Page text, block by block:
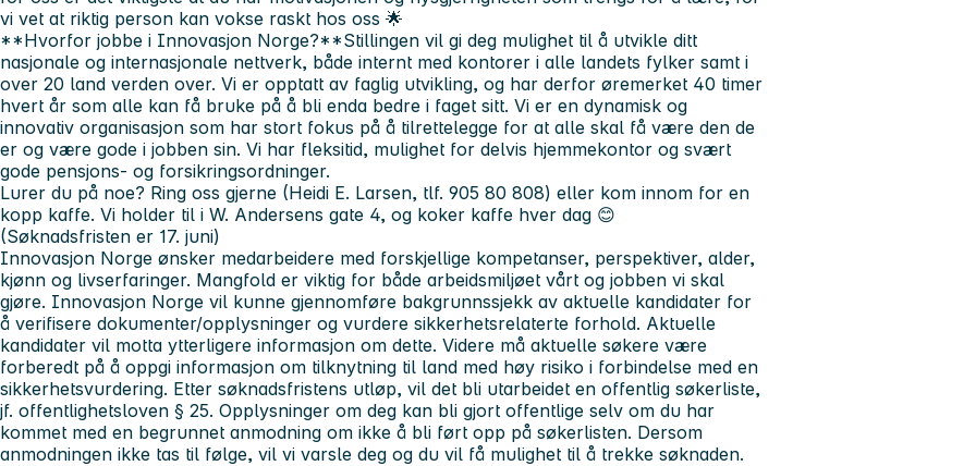
vi vet at riktig person kan vokse raskt hos oss 🌟
**Hvorfor jobbe i Innovasjon Norge?**Stillingen vil gi deg mulighet til å utvikle ditt
nasjonale og internasjonale nettverk, både internt med kontorer i alle landets fylker samt i
over 20 land verden over. Vi er opptatt av faglig utvikling, og har derfor øremerket 40 timer
hvert år som alle kan få bruke på å bli enda bedre i faget sitt. Vi er en dynamisk og
innovativ organisasjon som har stort fokus på å tilrettelegge for at alle skal få være den de
er og være gode i jobben sin. Vi har fleksitid, mulighet for delvis hjemmekontor og svært
gode pensjons- og forsikringsordninger.
Lurer du på noe? Ring oss gjerne (Heidi E. Larsen, tlf. 905 80 808) eller kom innom for en
kopp kaffe. Vi holder til i W. Andersens gate 4, og koker kaffe hver dag 😊
(Søknadsfristen er 17. juni)
Innovasjon Norge ønsker medarbeidere med forskjellige kompetanser, perspektiver, alder,
kjønn og livserfaringer. Mangfold er viktig for både arbeidsmiljøet vårt og jobben vi skal
gjøre. Innovasjon Norge vil kunne gjennomføre bakgrunnssjekk av aktuelle kandidater for
å verifisere dokumenter/opplysninger og vurdere sikkerhetsrelaterte forhold. Aktuelle
kandidater vil motta ytterligere informasjon om dette. Videre må aktuelle søkere være
forberedt på å oppgi informasjon om tilknytning til land med høy risiko i forbindelse med en
sikkerhetsvurdering. Etter søknadsfristens utløp, vil det bli utarbeidet en offentlig søkerliste,
jf. offentlighetsloven § 25. Opplysninger om deg kan bli gjort offentlige selv om du har
kommet med en begrunnet anmodning om ikke å bli ført opp på søkerlisten. Dersom
anmodningen ikke tas til følge, vil vi varsle deg og du vil få mulighet til å trekke søknaden.